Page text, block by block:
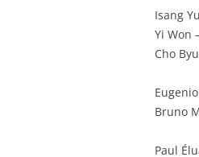
Isang
Yi Won
Cho
Bruno
Paul